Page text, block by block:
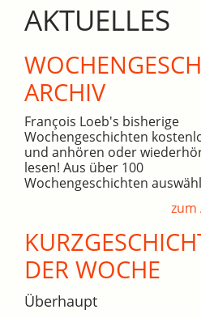
AKTUELLES
ARCHIV
François Loeb's bisherige
Wochengeschichten
und anhören oder
lesen! Aus über 100
Wochengeschichten
zum
DER WOCHE
Überhaupt